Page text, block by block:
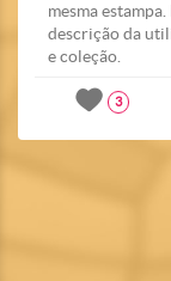
mesma
descrição da
e coleção.
3